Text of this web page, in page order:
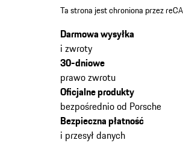
Ta strona jest chroniona przez
Darmowa wysyłka
i zwroty
30-dniowe
prawo zwrotu
Oficjalne produkty
bezpośrednio od Porsche
Bezpieczna płatność
i przesył danych